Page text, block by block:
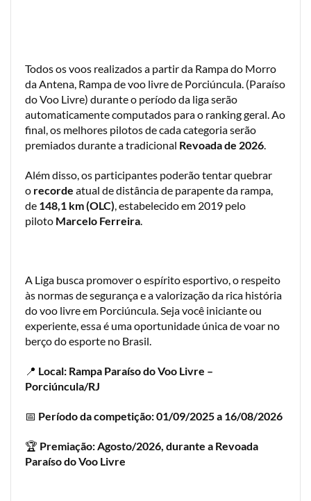
Todos os voos realizados a partir da Rampa do Morro
da Antena, Rampa de voo livre de Porciúncula. (Paraíso
do Voo Livre) durante o período da liga serão
automaticamente computados para o ranking geral. Ao
final, os melhores pilotos de cada categoria serão
premiados durante a tradicional Revoada de 2026.
Além disso, os participantes poderão tentar quebrar
o recorde atual de distância de parapente da rampa,
de 148,1 km (OLC) , estabelecido em 2019 pelo
piloto Marcelo Ferreira
A Liga busca promover o espírito esportivo, o respeito
às normas de segurança e a valorização da rica história
do voo livre em Porciúncula. Seja você iniciante ou
experiente, essa é uma oportunidade única de voar no
berço do esporte no Brasil.
📍 Local: Rampa Paraíso do Voo Livre –
Porciúncula/RJ
📅 Período da competição: 01/09/2025 a 16/08/2026
🏆 Premiação: Agosto/2026, durante a Revoada
Paraíso do Voo Livre